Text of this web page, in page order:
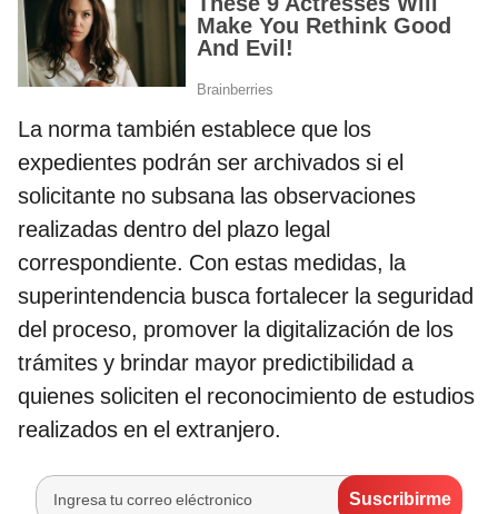
La norma también establece que los
expedientes podrán ser archivados si el
solicitante no subsana las observaciones
realizadas dentro del plazo legal
correspondiente. Con estas medidas, la
superintendencia busca fortalecer la seguridad
del proceso, promover la digitalización de los
trámites y brindar mayor predictibilidad a
quienes soliciten el reconocimiento de estudios
realizados en el extranjero.